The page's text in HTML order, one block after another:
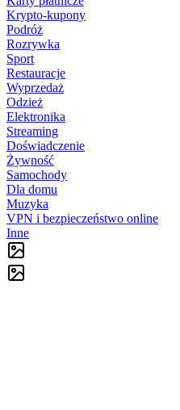
Krypto-kupony
Podróż
Rozrywka
Sport
Restauracje
Wyprzedaż
Odzież
Elektronika
Streaming
Doświadczenie
Żywność
Samochody
Dla domu
Muzyka
VPN i bezpieczeństwo online
Inne